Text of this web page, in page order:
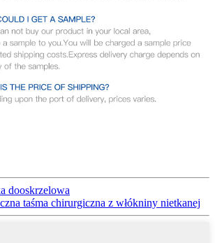
dooskrzelowa
taśma chirurgiczna z włókniny nietkanej